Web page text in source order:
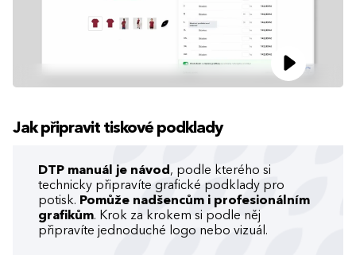
Jak připravit tiskové podklady
DTP manuál je návod , podle kterého si
technicky připravíte grafické podklady pro
potisk. Pomůže nadšencům i profesionálním
grafikům. Krok za krokem si podle něj
připravíte jednoduché logo nebo vizuál.